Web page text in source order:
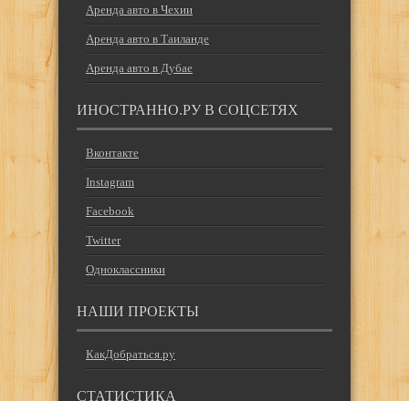
Аренда авто в Чехии
Аренда авто в Таиланде
Аренда авто в Дубае
ИНОСТРАННО.РУ В СОЦСЕТЯХ
Вконтакте
Instagram
Facebook
Twitter
Одноклассники
НАШИ ПРОЕКТЫ
КакДобраться.ру
СТАТИСТИКА